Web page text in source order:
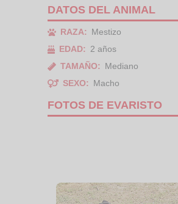
DATOS DEL ANIMAL
RAZA:
Mestizo
EDAD:
2 años
TAMAÑO:
Mediano
SEXO:
Macho
FOTOS DE EVARISTO